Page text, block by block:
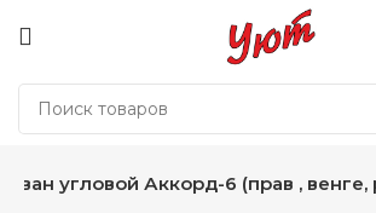
угловой Аккорд-6 (прав ,